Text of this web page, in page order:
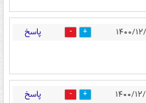
0 پاسخ
0 پاسخ